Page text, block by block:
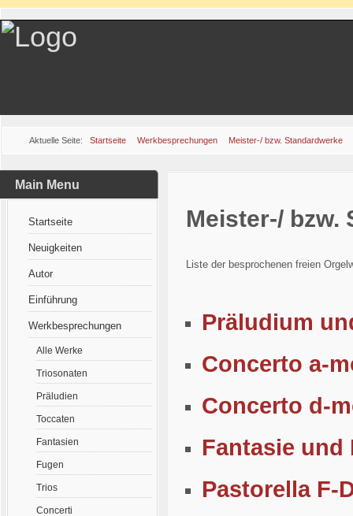
Aktuelle Seite: Startseite Werkbesprechungen
Meister-/ bzw. Standardwerke
Main Menu
Startseite
Neuigkeiten
Autor
Einführung
Werkbesprechungen
Alle Werke
Triosonaten
Präludien
Toccaten
Fantasien
Fugen
Trios
Concerti
Meister-/ bzw.
Liste der besprochenen freien
Präludium
Concerto a-
Concerto d-
Fantasie und
Pastorella F-